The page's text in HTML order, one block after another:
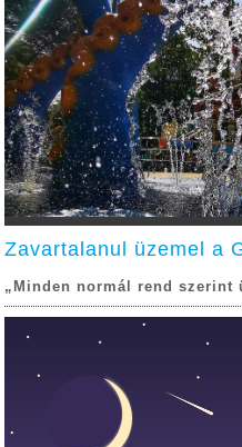
Zavartalanul üzemel a
„Minden normál rend szerint